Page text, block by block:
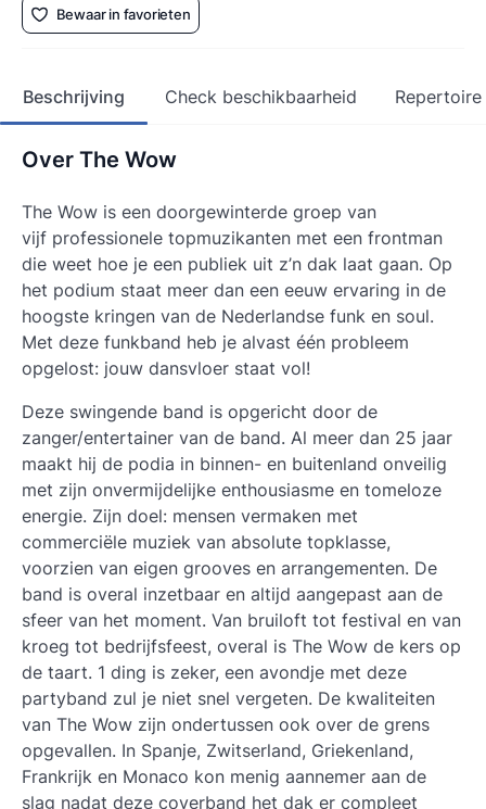
Bewaar in favorieten
Beschrijving Check beschikbaarheid Repertoire
Over The Wow
The Wow is een doorgewinterde groep van
vijf professionele topmuzikanten met een frontman
die weet hoe je een publiek uit z’n dak laat gaan. Op
het podium staat meer dan een eeuw ervaring in de
hoogste kringen van de Nederlandse funk en soul.
Met deze funkband heb je alvast één probleem
opgelost: jouw dansvloer staat vol!
Deze swingende band is opgericht door de
zanger/entertainer van de band. Al meer dan 25 jaar
maakt hij de podia in binnen- en buitenland onveilig
met zijn onvermijdelijke enthousiasme en tomeloze
energie. Zijn doel: mensen vermaken met
commerciële muziek van absolute topklasse,
voorzien van eigen grooves en arrangementen. De
band is overal inzetbaar en altijd aangepast aan de
sfeer van het moment. Van bruiloft tot festival en van
kroeg tot bedrijfsfeest, overal is The Wow de kers op
de taart. 1 ding is zeker, een avondje met deze
partyband zul je niet snel vergeten. De kwaliteiten
van The Wow zijn ondertussen ook over de grens
opgevallen. In Spanje, Zwitserland, Griekenland,
Frankrijk en Monaco kon menig aannemer aan de
slag nadat deze coverband het dak er compleet